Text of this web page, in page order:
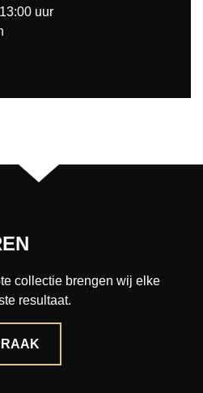
uur
collectie brengen wij elke
resultaat.